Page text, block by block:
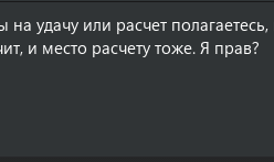
на удачу или расчет
и место расчету тоже. Я прав?